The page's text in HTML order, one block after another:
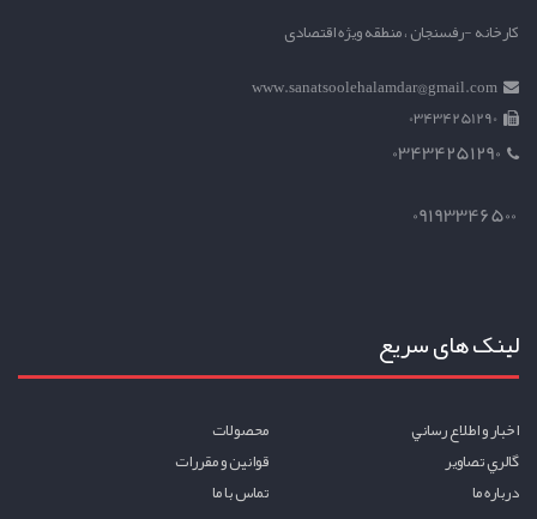
کارخانه -رفسنجان ، منطقه ویژه اقتصادی
www.sanatsoolehalamdar@gmail.com
03434251290
03434251290
09193346500
لینک های سریع
اخبار و اطلاع رساني
محصولات
گالري تصاوير
قوانين و مقررات
درباره ما
تماس با ما